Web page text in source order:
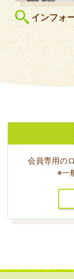
インフォ
会員専用の
※一